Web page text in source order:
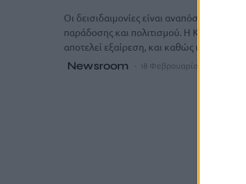
Οι δεισιδαιμονίες είναι αναπόσπαστο
παράδοσης και πολιτισμού. Η Κινεζική
αποτελεί εξαίρεση, και καθώς υποδέχεται
Newsroom 18 Φεβρουαρίου, 2026